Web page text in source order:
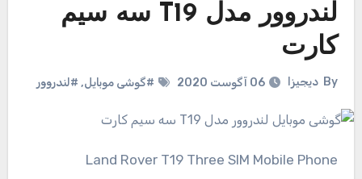
لندروور مدل T19 سه سیم
کارت
By دیجیزا 06 آگوست 2020 #گوشی موبایل, #لندروور
Land Rover T19 Three SIM Mobile Phone